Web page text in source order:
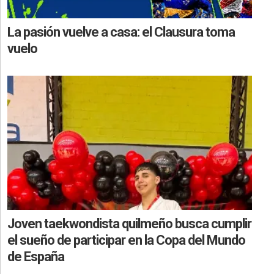
La pasión vuelve a casa: el Clausura toma
vuelo
Joven taekwondista quilmeño busca cumplir
el sueño de participar en la Copa del Mundo
de España